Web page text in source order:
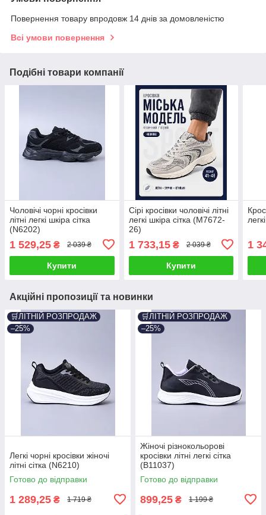
Повернення товару впродовж 14 днів за домовленістю
Всі умови повернення
Подібні товари компанії
Чоловічі чорні кросівки
літні легкі шкіра сітка
(N6202)
1 529,25 ₴ 2 039 ₴
Купити
Сірі кросівки чоловічі літні
легкі шкіра сітка (M7672-
26)
1 733,15₴ 2 039 ₴
Купити
1
Акційні пропозиції та новинки
🛒ЛІТНІЙ РОЗПРОДАЖ
–25%
Легкі чорні кросівки жіночі
літні сітка (N6210)
Готово до відправки
1 289,25 ₴ 1 719 ₴
🛒ЛІТНІЙ РОЗПРОДАЖ
–25%
Жіночі різнокольорові
кросівки літні легкі сітка
(B11037)
Готово до відправки
899,25 ₴ 1 199 ₴